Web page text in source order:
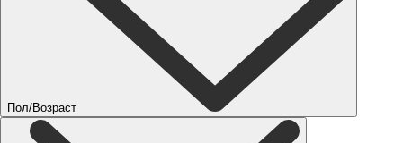
Пол/Возраст